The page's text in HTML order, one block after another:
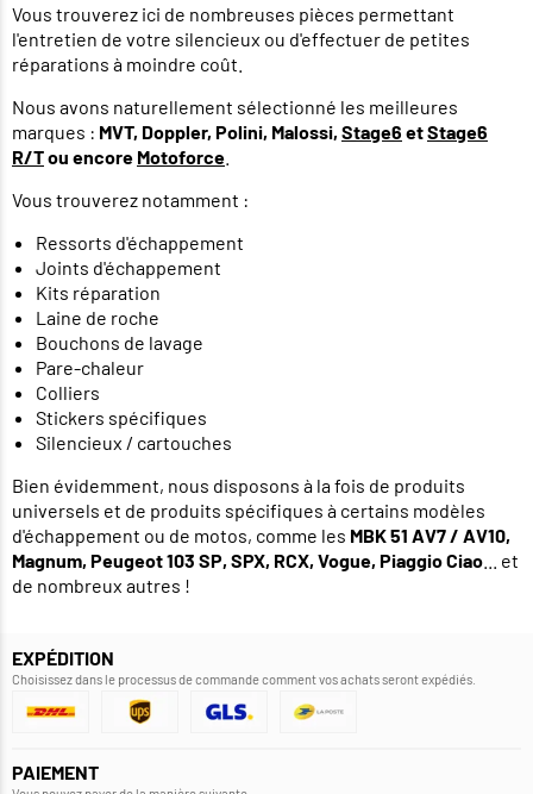
Vous trouverez ici de nombreuses pièces permettant
l'entretien de votre silencieux ou d'effectuer de petites
réparations à moindre coût.
Nous avons naturellement sélectionné les meilleures
marques : MVT, Doppler, Polini, Malossi, Stage6 etStage6
R/Tou encore Motoforce
Vous trouverez notamment :
Ressorts d'échappement
Joints d'échappement
Kits réparation
Laine de roche
Bouchons de lavage
Pare-chaleur
Colliers
Stickers spécifiques
Silencieux / cartouches
Bien évidemment, nous disposons à la fois de produits
universels et de produits spécifiques à certains modèles
d'échappement ou de motos, comme les MBK 51 AV7 / AV10,
Magnum, Peugeot 103 SP, SPX, RCX, Vogue, Piaggio Ciao ... et
de nombreux autres !
EXPÉDITION
Choisissez dans le processus de commande comment vos achats seront expédiés.
PAIEMENT